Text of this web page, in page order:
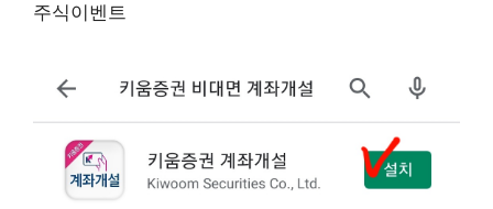
주식이벤트